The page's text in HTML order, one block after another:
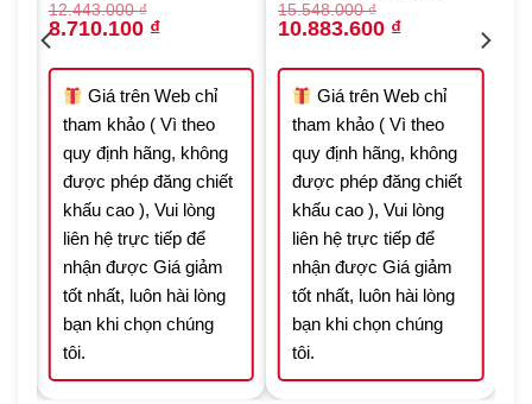
12.443.000₫
Original
price
12.443.000 ₫.
8.710.100 ₫Current
8.710.100 ₫.
Giá trên Web chỉ
tham khảo ( Vì theo
quy định hãng, không
được phép đăng chiết
khấu cao ), Vui lòng
liên hệ trực tiếp để
nhận được Giá giảm
tốt nhất, luôn hài lòng
bạn khi chọn chúng
tôi.
15.548.000₫
Original
price
15.548.000 ₫.
10.883.600 ₫Current
10.883.600 ₫.
Giá trên Web chỉ
tham khảo ( Vì theo
quy định hãng, không
được phép đăng chiết
khấu cao ), Vui lòng
liên hệ trực tiếp để
nhận được Giá giảm
tốt nhất, luôn hài lòng
bạn khi chọn chúng
tôi.